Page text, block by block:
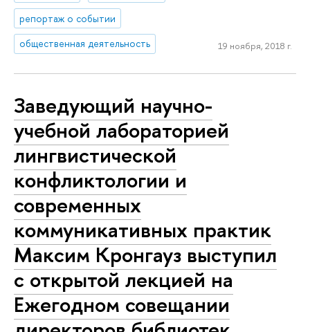
репортаж о событии
общественная деятельность
19 ноября, 2018 г.
Заведующий научно-
учебной лабораторией
лингвистической
конфликтологии и
современных
коммуникативных практик
Максим Кронгауз выступил
с открытой лекцией на
Ежегодном совещании